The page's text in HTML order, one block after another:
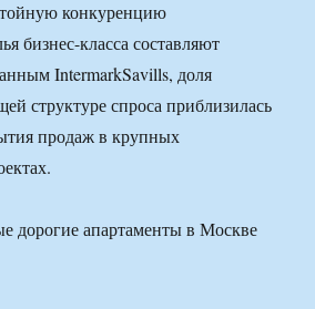
конкуренцию
бизнес-класса составляют
IntermarkSavills, доля
структуре спроса приблизилась
продаж в крупных
дорогие апартаменты в Москве